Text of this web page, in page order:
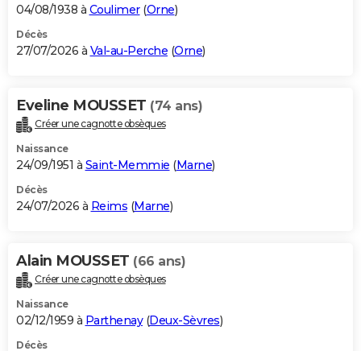
GUIDES D'ACHAT
BONS PLANS
Carte de Noël
Carte Bonne année
Carte Saint-Valentin
Carte Pâques
Carte d'anniversaire
DICTIONNAIRE
Dictionnaire
Biographies
Citations
Expressions
Proverbes
PROGRAMME TV
S'inscrire
Se connecter
Lycées
Collèges
Primaires
Universités
Entreprises
Service militaire
Avis de recherche
AVIS DE DÉCÈS
Bricolage
Lifestyle
Culture
Sport
Auto
Television
Voyage
Cinema
04/08/1938 à Coulimer(Orne)
Décès
27/07/2026 à Val-au-Perche (Orne)
Eveline MOUSSET (74 ans)
Créer une cagnotte obsèques
Naissance
24/09/1951 à Saint-Memmie (Marne)
Décès
24/07/2026 à Reims (Marne)
Alain MOUSSET (66 ans)
Créer une cagnotte obsèques
Naissance
02/12/1959 à Parthenay(Deux-Sèvres)
Décès